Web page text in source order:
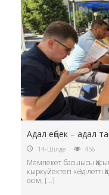
Адал еңбек – адал
14-Шілде 456
Мемлекет басшысы
қыркүйектегі «Әділетті
өсім, […]